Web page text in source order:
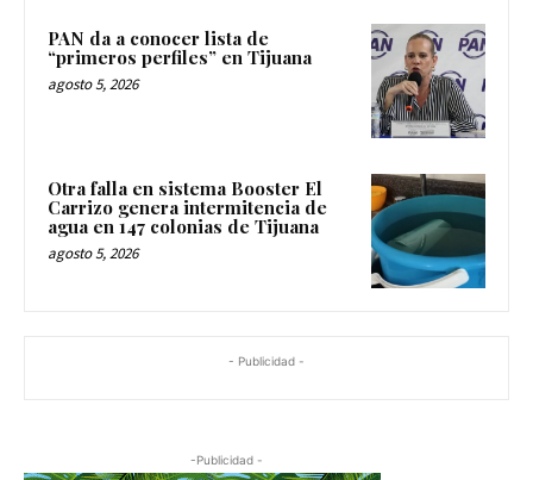
PAN da a conocer lista de
“primeros perfiles” en Tijuana
agosto 5, 2026
Otra falla en sistema Booster El
Carrizo genera intermitencia de
agua en 147 colonias de Tijuana
agosto 5, 2026
- Publicidad -
-Publicidad -